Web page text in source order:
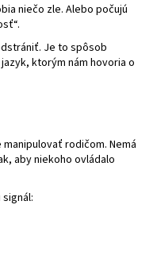
niečo zle. Alebo počujú
Je to spôsob
ktorým nám hovoria o
rodičom. Nemá
aby niekoho ovládalo